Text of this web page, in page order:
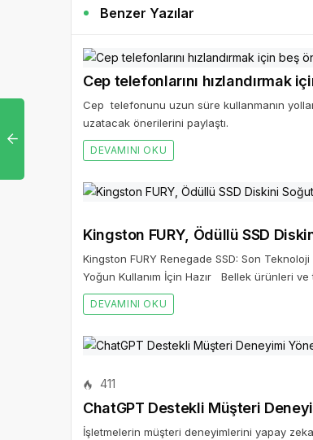
Benzer Yazılar
Cep telefonlarını hızlandırmak
Cep telefonunu uzun süre kullanmanın
uzatacak önerilerini paylaştı.
DEVAMINI OKU
Kingston FURY, Ödüllü SSD
Kingston FURY Renegade SSD: Son
Yoğun Kullanım İçin Hazır Bellek ürünleri
DEVAMINI OKU
411
ChatGPT Destekli Müşteri
İşletmelerin müşteri deneyimlerini yapay